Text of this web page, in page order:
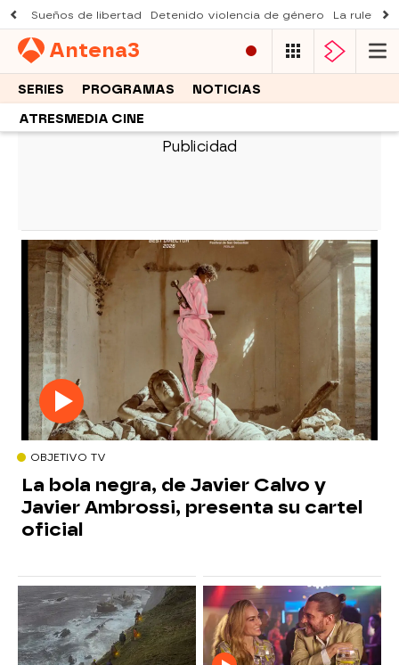
Sueños de libertad Detenido violencia de género La ruleta
Antena3
SERIES PROGRAMAS NOTICIAS
ATRESMEDIA CINE
OBJETIVO TV
La bola negra, de Javier Calvo y
Javier Ambrossi, presenta su cartel
oficial